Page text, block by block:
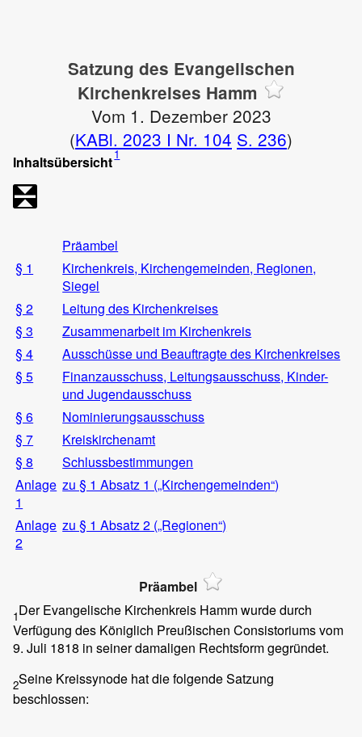
Satzung des Evangelischen
Kirchenkreises Hamm
Vom 1. Dezember 2023
(KABl. 2023 I Nr. 104 S. 236)
Inhaltsübersicht1
Präambel
§ 1
Kirchenkreis, Kirchengemeinden, Regionen,
Siegel
§ 2
Leitung des Kirchenkreises
§ 3
Zusammenarbeit im Kirchenkreis
§ 4
Ausschüsse und Beauftragte des Kirchenkreises
§ 5
Finanzausschuss, Leitungsausschuss, Kinder-
und Jugendausschuss
§ 6
Nominierungsausschuss
§ 7
Kreiskirchenamt
§ 8
Schlussbestimmungen
Anlage
1
zu § 1 Absatz 1 („Kirchengemeinden“)
Anlage
2
zu § 1 Absatz 2 („Regionen“)
Präambel
1Der Evangelische Kirchenkreis Hamm wurde durch
Verfügung des Königlich Preußischen Consistoriums vom
9. Juli 1818 in seiner damaligen Rechtsform gegründet.
2Seine Kreissynode hat die folgende Satzung
beschlossen: